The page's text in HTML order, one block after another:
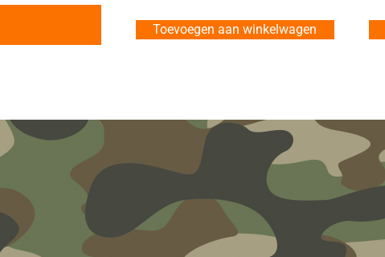
Toevoegen aan winkelwagen